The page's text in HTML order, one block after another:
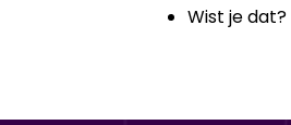
Wist je dat?